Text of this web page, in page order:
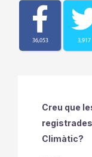
36,053 3,917
Creu que
Climàtic?